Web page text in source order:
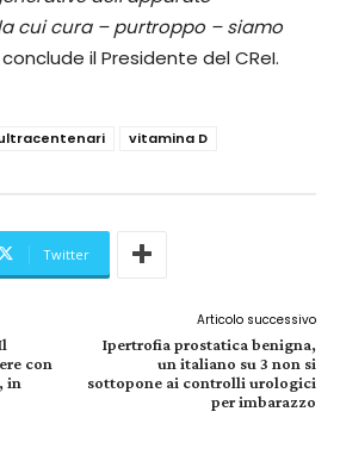
cui cura – purtroppo – siamo
conclude il Presidente del CReI.
vitamina D
Twitter
con
in
Articolo successivo
Ipertrofia prostatica benigna,
un italiano su 3 non si
sottopone ai controlli urologici
per imbarazzo